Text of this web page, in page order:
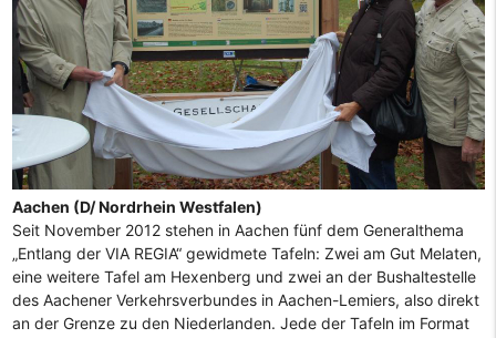
Aachen (D/ Nordrhein Westfalen)
Seit November 2012 stehen in Aachen fünf dem Generalthema
„Entlang der VIA REGIA“ gewidmete Tafeln: Zwei am Gut Melaten,
eine weitere Tafel am Hexenberg und zwei an der Bushaltestelle
des Aachener Verkehrsverbundes in Aachen-Lemiers, also direkt
an der Grenze zu den Niederlanden. Jede der Tafeln im Format